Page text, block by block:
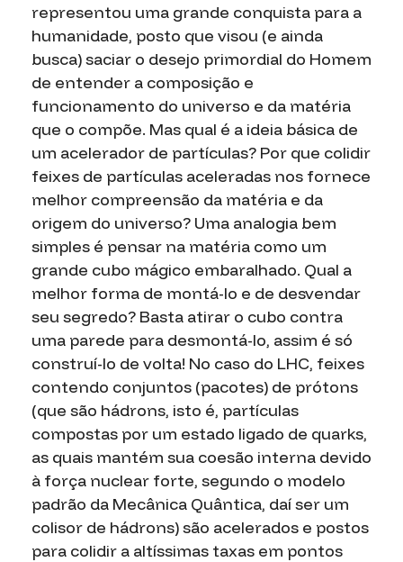
representou uma grande conquista para a
humanidade, posto que visou (e ainda
busca) saciar o desejo primordial do Homem
de entender a composição e
funcionamento do universo e da matéria
que o compõe. Mas qual é a ideia básica de
um acelerador de partículas? Por que colidir
feixes de partículas aceleradas nos fornece
melhor compreensão da matéria e da
origem do universo? Uma analogia bem
simples é pensar na matéria como um
grande cubo mágico embaralhado. Qual a
melhor forma de montá-lo e de desvendar
seu segredo? Basta atirar o cubo contra
uma parede para desmontá-lo, assim é só
construí-lo de volta! No caso do LHC, feixes
contendo conjuntos (pacotes) de prótons
(que são hádrons, isto é, partículas
compostas por um estado ligado de quarks,
as quais mantém sua coesão interna devido
à força nuclear forte, segundo o modelo
padrão da Mecânica Quântica, daí ser um
colisor de hádrons) são acelerados e postos
para colidir a altíssimas taxas em pontos